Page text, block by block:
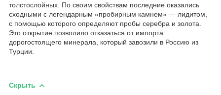
толстослойных. По своим свойствам последние оказались
сходными с легендарным «пробирным камнем» — лидитом,
с помощью которого определяют пробы серебра и золота.
Это открытие позволило отказаться от импорта
дорогостоящего минерала, который завозили в Россию из
Турции.
Скрыть